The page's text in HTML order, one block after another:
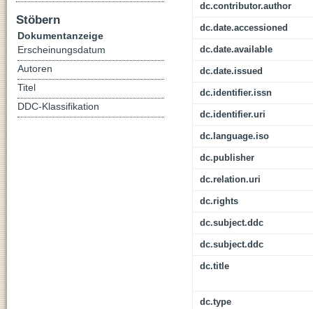
dc.contributor.author
dc.date.accessioned
dc.date.available
dc.date.issued
dc.identifier.issn
dc.identifier.uri
dc.language.iso
dc.publisher
dc.relation.uri
dc.rights
dc.subject.ddc
dc.subject.ddc
dc.title
dc.type
Stöbern
Dokumentanzeige
Erscheinungsdatum
Autoren
Titel
DDC-Klassifikation